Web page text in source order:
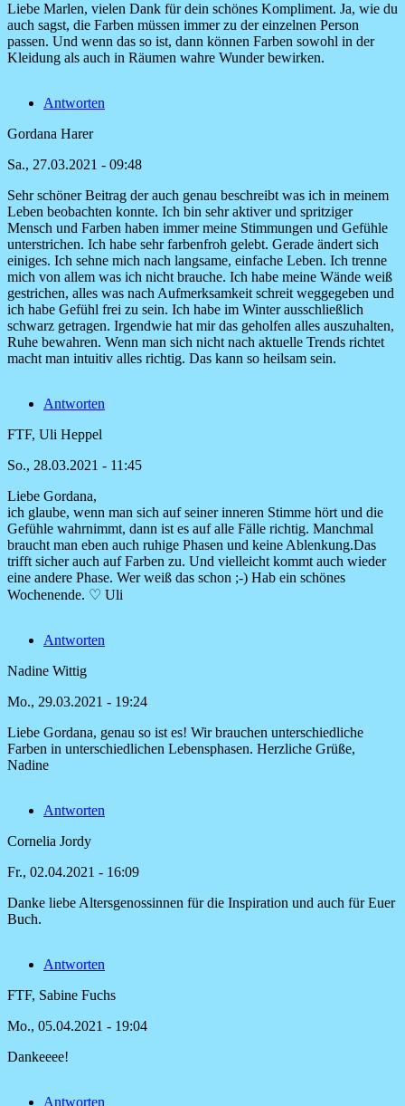
Antwort
auf
Vielen
dieses
Marlen
Liebe Marlen, vielen Dank für dein schönes Kompliment. Ja, wie du
auch sagst, die Farben müssen immer zu der einzelnen Person
passen. Und wenn das so ist, dann können Farben sowohl in der
Kleidung als auch in Räumen wahre Wunder bewirken.
Antworten
Gordana Harer
Sa., 27.03.2021 - 09:48
Sehr schöner Beitrag der auch genau beschreibt was ich in meinem
Leben beobachten konnte. Ich bin sehr aktiver und spritziger
Mensch und Farben haben immer meine Stimmungen und Gefühle
unterstrichen. Ich habe sehr farbenfroh gelebt. Gerade ändert sich
einiges. Ich sehne mich nach langsame, einfache Leben. Ich trenne
mich von allem was ich nicht brauche. Ich habe meine Wände weiß
gestrichen, alles was nach Aufmerksamkeit schreit weggegeben und
ich habe Gefühl frei zu sein. Ich habe im Winter ausschließlich
schwarz getragen. Irgendwie hat mir das geholfen alles auszuhalten,
Ruhe bewahren. Wenn man sich nicht nach aktuelle Trends richtet
macht man intuitiv alles richtig. Das kann so heilsam sein.
Antworten
FTF, Uli Heppel
So., 28.03.2021 - 11:45
Antwort
auf
Sehr
schöner
Beitrag
der
Gordana
Liebe Gordana,
ich glaube, wenn man sich auf seiner inneren Stimme hört und die
Gefühle wahrnimmt, dann ist es auf alle Fälle richtig. Manchmal
braucht man eben auch ruhige Phasen und keine Ablenkung.Das
trifft sicher auch auf Farben zu. Und vielleicht kommt auch wieder
eine andere Phase. Wer weiß das schon ;-) Hab ein schönes
Wochenende. ♡ Uli
Antworten
Nadine Wittig
Mo., 29.03.2021 - 19:24
Antwort
auf
Beitrag
auch
Gordana
Liebe Gordana, genau so ist es! Wir brauchen unterschiedliche
Farben in unterschiedlichen Lebensphasen. Herzliche Grüße,
Nadine
Antworten
Cornelia Jordy
Fr., 02.04.2021 - 16:09
Danke liebe Altersgenossinnen für die Inspiration und auch für Euer
Buch.
Antworten
FTF, Sabine Fuchs
Mo., 05.04.2021 - 19:04
Dankeeee!
Antworten